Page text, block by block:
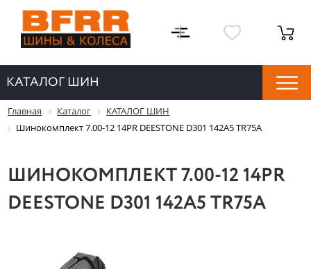
КАТАЛОГ ШИН
Главная Каталог
КАТАЛОГ ШИН
Шинокомплект 7.00-12 14PR DEESTONE D301 142A5 TR75A
ШИНОКОМПЛЕКТ 7.00-12 14PR
DEESTONE D301 142A5 TR75A